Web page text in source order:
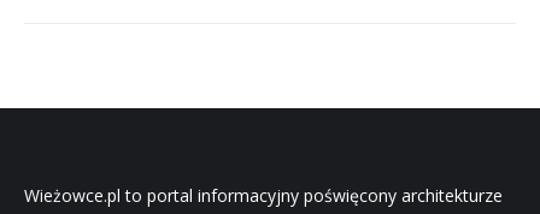
Wieżowce.pl to portal informacyjny poświęcony architekturze